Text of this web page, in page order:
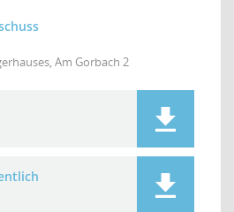
Am Gorbach 2